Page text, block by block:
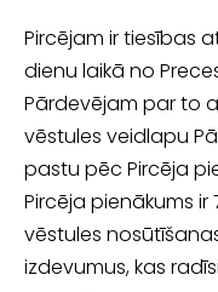
Pircējam ir tiesības
dienu laikā no
Pārdevējam par to
vēstules veidlapu
pastu pēc Pircēja
Pircēja pienākums
vēstules
izdevumus, kas